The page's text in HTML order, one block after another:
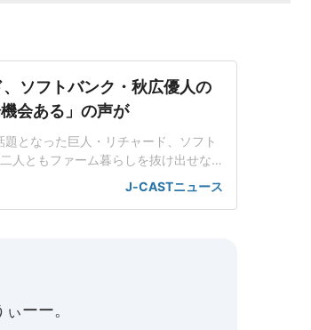
ソフトバンク・秋広優人の
会ある」の声が
となった巨人・リチャード、ソフト
人ともファーム暮らしを抜け出せな
タン・リーグで5年連続本塁打王に輝
と2対1のトレードで25年5月に巨人に
J-CASTニュース
ーー。